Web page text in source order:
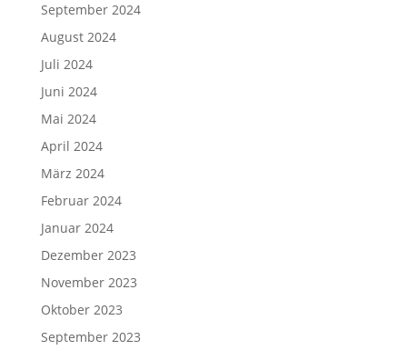
September 2024
August 2024
Juli 2024
Juni 2024
Mai 2024
April 2024
März 2024
Februar 2024
Januar 2024
Dezember 2023
November 2023
Oktober 2023
September 2023